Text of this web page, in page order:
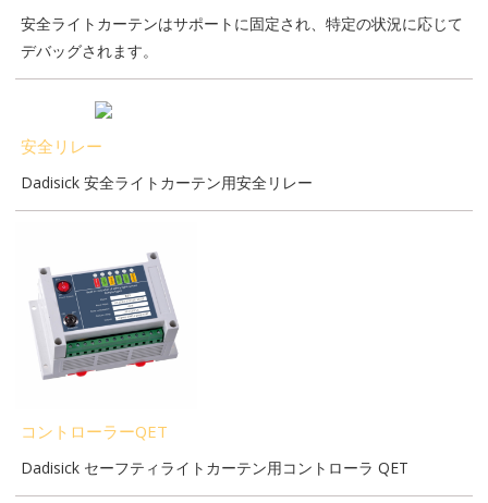
安全ライトカーテンはサポートに固定され、特定の状況に応じて
デバッグされます。
安全リレー
Dadisick 安全ライトカーテン用安全リレー
コントローラーQET
Dadisick セーフティライトカーテン用コントローラ QET